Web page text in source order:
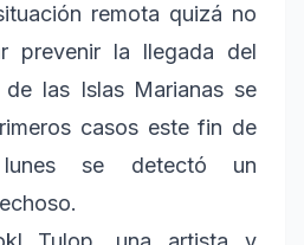
remota quizá no
prevenir la llegada del
las Islas Marianas se
casos este fin de
se detectó un